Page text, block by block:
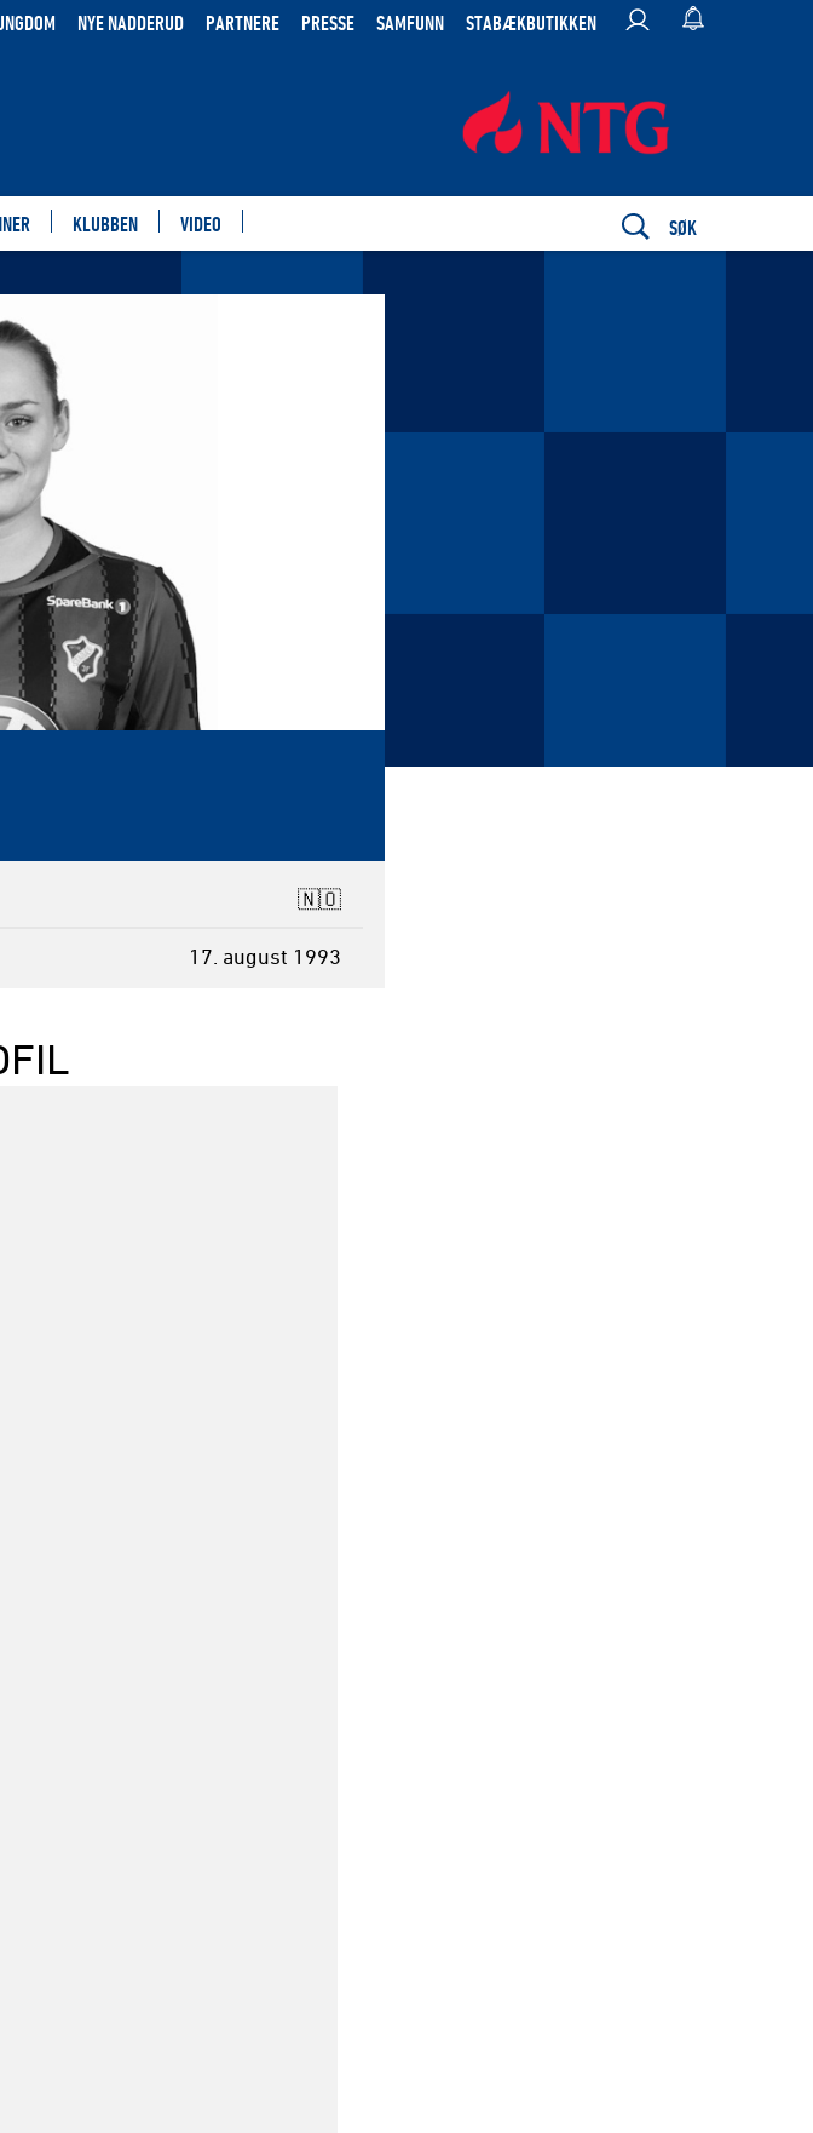
NYE NADDERUD PARTNERE PRESSE SAMFUNN STABÆKBUTIKKEN
KLUBBEN VIDEO SØK
🇳🇴
17. august 1993